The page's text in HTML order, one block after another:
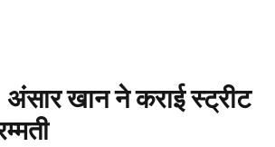
खान ने कराई स्ट्रीट